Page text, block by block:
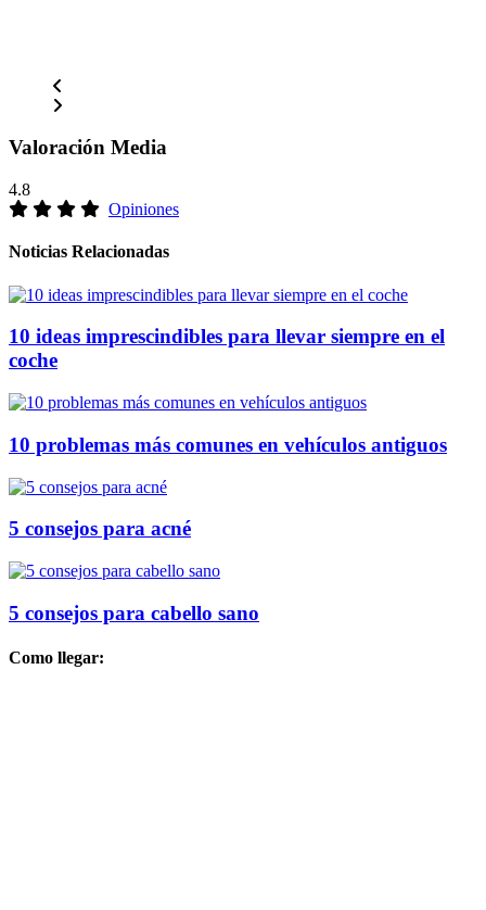
Valoración Media
4.8
Opiniones
Noticias Relacionadas
10 ideas imprescindibles para llevar siempre en el
coche
10 problemas más comunes en vehículos antiguos
5 consejos para acné
5 consejos para cabello sano
Como llegar: